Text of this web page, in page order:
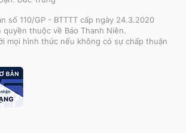
số 110/GP - BTTTT cấp ngày 24.3.2020
thuộc về Báo Thanh Niên.
mọi hình thức nếu không có sự chấp thuận